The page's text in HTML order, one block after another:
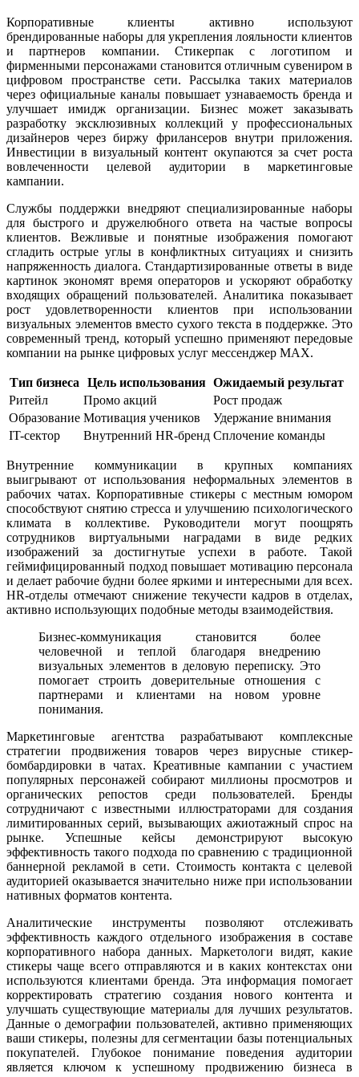
Корпоративные клиенты активно используют
брендированные наборы для укрепления лояльности клиентов
и партнеров компании. Стикерпак с логотипом и
фирменными персонажами становится отличным сувениром в
цифровом пространстве сети. Рассылка таких материалов
через официальные каналы повышает узнаваемость бренда и
улучшает имидж организации. Бизнес может заказывать
разработку эксклюзивных коллекций у профессиональных
дизайнеров через биржу фрилансеров внутри приложения.
Инвестиции в визуальный контент окупаются за счет роста
вовлеченности целевой аудитории в маркетинговые
кампании.
Службы поддержки внедряют специализированные наборы
для быстрого и дружелюбного ответа на частые вопросы
клиентов. Вежливые и понятные изображения помогают
сгладить острые углы в конфликтных ситуациях и снизить
напряженность диалога. Стандартизированные ответы в виде
картинок экономят время операторов и ускоряют обработку
входящих обращений пользователей. Аналитика показывает
рост удовлетворенности клиентов при использовании
визуальных элементов вместо сухого текста в поддержке. Это
современный тренд, который успешно применяют передовые
компании на рынке цифровых услуг мессенджер MAX.
Тип бизнеса Цель использования Ожидаемый результат
Ритейл
Промо акций
Рост продаж
Образование Мотивация учеников
Удержание внимания
IT-сектор
Внутренний HR-бренд Сплочение команды
Внутренние коммуникации в крупных компаниях
выигрывают от использования неформальных элементов в
рабочих чатах. Корпоративные стикеры с местным юмором
способствуют снятию стресса и улучшению психологического
климата в коллективе. Руководители могут поощрять
сотрудников виртуальными наградами в виде редких
изображений за достигнутые успехи в работе. Такой
геймифицированный подход повышает мотивацию персонала
и делает рабочие будни более яркими и интересными для всех.
HR-отделы отмечают снижение текучести кадров в отделах,
активно использующих подобные методы взаимодействия.
Бизнес-коммуникация становится более
человечной и теплой благодаря внедрению
визуальных элементов в деловую переписку. Это
помогает строить доверительные отношения с
партнерами и клиентами на новом уровне
понимания.
Маркетинговые агентства разрабатывают комплексные
стратегии продвижения товаров через вирусные стикер-
бомбардировки в чатах. Креативные кампании с участием
популярных персонажей собирают миллионы просмотров и
органических репостов среди пользователей. Бренды
сотрудничают с известными иллюстраторами для создания
лимитированных серий, вызывающих ажиотажный спрос на
рынке. Успешные кейсы демонстрируют высокую
эффективность такого подхода по сравнению с традиционной
баннерной рекламой в сети. Стоимость контакта с целевой
аудиторией оказывается значительно ниже при использовании
нативных форматов контента.
Аналитические инструменты позволяют отслеживать
эффективность каждого отдельного изображения в составе
корпоративного набора данных. Маркетологи видят, какие
стикеры чаще всего отправляются и в каких контекстах они
используются клиентами бренда. Эта информация помогает
корректировать стратегию создания нового контента и
улучшать существующие материалы для лучших результатов.
Данные о демографии пользователей, активно применяющих
ваши стикеры, полезны для сегментации базы потенциальных
покупателей. Глубокое понимание поведения аудитории
является ключом к успешному продвижению бизнеса в